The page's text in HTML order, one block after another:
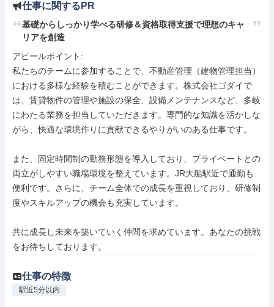
仕事に関するPR
基礎からしっかり学べる研修＆資格取得支援で理想のキャ
リアを創造
アピールポイント:
私たちのチームに参加することで、不動産管理（建物管理担当）
における多様な経験を積むことができます。株式会社ゴダイで
は、賃貸物件の管理や施設の保全、設備メンテナンスなど、多岐
にわたる業務を担当していただきます。専門的な知識を活かしな
がら、快適な環境作りに貢献できるやりがいのある仕事です。
また、固定時間制の勤務形態を導入しており、プライベートとの
両立がしやすい職場環境を整えています。JR大船駅近で通勤も
便利です。さらに、チーム全体での成長を重視しており、研修制
度やスキルアップの機会も充実しています。
共に成長し未来を築いていく仲間を求めています。あなたの挑戦
をお待ちしております。
仕事の特徴
駅近5分以内